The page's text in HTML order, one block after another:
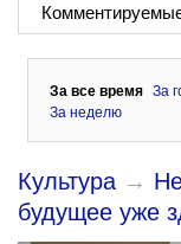
За все время За
За неделю
Культура →
будущее уже